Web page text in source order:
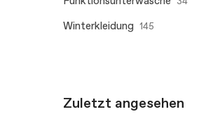
Winterkleidung 145
Zuletzt angesehen